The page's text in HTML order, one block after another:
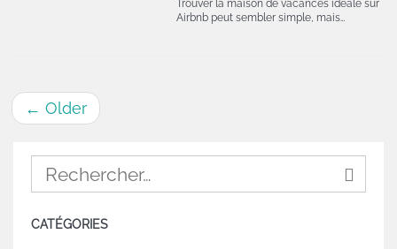
Trouver la maison de vacances idéale sur
Airbnb peut sembler simple, mais…
← Older
CATÉGORIES